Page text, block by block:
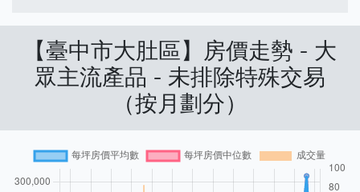
【臺中市大肚區】房價走勢 - 大
眾主流產品 - 未排除特殊交易
（按月劃分）